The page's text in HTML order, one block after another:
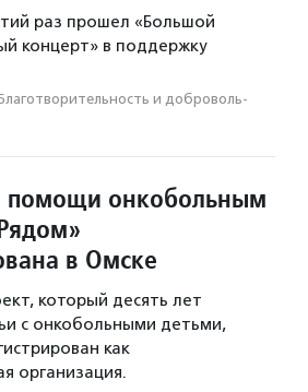
раз прошел «Большой
концерт» в поддержку
и доброволь­
помощи онкобольным
в Омске
который десять лет
с онкобольными детьми,
как
организация.